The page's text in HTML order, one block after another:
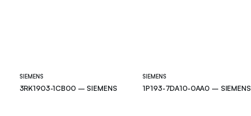
SIEMENS
3RK1903-1CB00 – SIEMENS
SIEMENS
1P193-7DA10-0AA0 – SIEMENS